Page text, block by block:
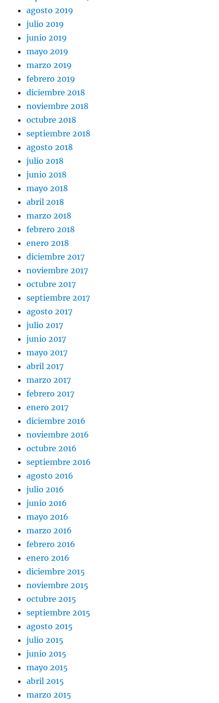
agosto 2019
julio 2019
junio 2019
mayo 2019
marzo 2019
febrero 2019
diciembre 2018
noviembre 2018
octubre 2018
septiembre 2018
agosto 2018
julio 2018
junio 2018
mayo 2018
abril 2018
marzo 2018
febrero 2018
enero 2018
diciembre 2017
noviembre 2017
octubre 2017
septiembre 2017
agosto 2017
julio 2017
junio 2017
mayo 2017
abril 2017
marzo 2017
febrero 2017
enero 2017
diciembre 2016
noviembre 2016
octubre 2016
septiembre 2016
agosto 2016
julio 2016
junio 2016
mayo 2016
marzo 2016
febrero 2016
enero 2016
diciembre 2015
noviembre 2015
octubre 2015
septiembre 2015
agosto 2015
julio 2015
junio 2015
mayo 2015
abril 2015
marzo 2015